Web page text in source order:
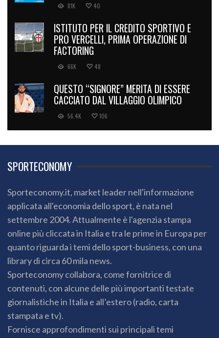
81K 40
ISTITUTO PER IL CREDITO SPORTIVO E
PRO VERCELLI, PRIMA OPERAZIONE DI
FACTORING
66K 48
QUESTO “SIGNORE” MERITA DI ESSERE
CACCIATO DAL VILLAGGIO OLIMPICO
56.4K 106
SPORTECONOMY
Sporteconomy.it, market leader nell'informazione
applicata all'economia dello sport, è nata nel
settembre 2004. Attualmente è l'agenzia stampa
online più cliccata in Italia e tra le prime in Europa per
quanto riguarda i temi dello sport-business, con una
library di circa 60 mila news.
Sporteconomy collabora, come fornitrice di
contenuti, con alcune delle più importanti testate
giornalistiche in Italia e all’estero (radio, carta
stampata e tv).
Fornisce approfondimenti sui principali temi